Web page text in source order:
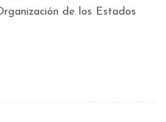
de los Estados